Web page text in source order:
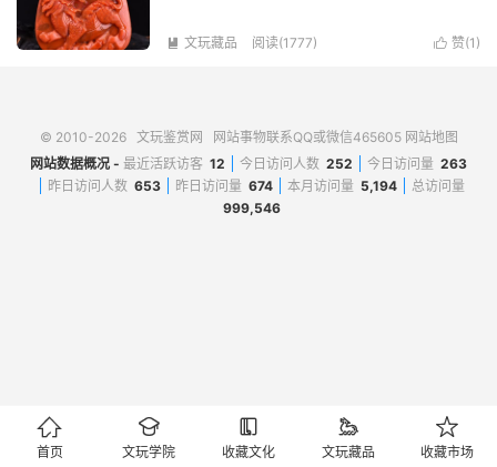
 赞(1 )
 文玩藏品 阅读(1777)
© 2010-2026 文玩鉴赏网 网站事物联系QQ或微信465605 网站地图
网站数据概况 - 最近活跃访客 12 今日访问人数 252 今日访问量 263
昨日访问人数 653 昨日访问量 674 本月访问量 5,194
总访问量
999,546

首页

文玩学院

收藏文化

文玩藏品

收藏市场